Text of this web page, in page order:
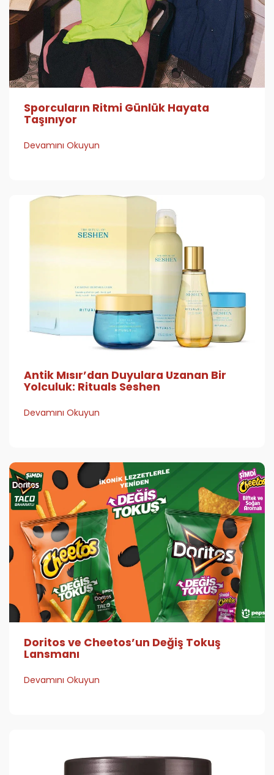
Sporcuların Ritmi Günlük Hayata
Taşınıyor
Devamını Okuyun
Antik Mısır’dan Duyulara Uzanan Bir
Yolculuk: Rituals Seshen
Devamını Okuyun
Doritos ve Cheetos’un Değiş Tokuş
Lansmanı
Devamını Okuyun